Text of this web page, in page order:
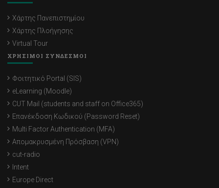
Χάρτης Πανεπιστημίου
Χάρτης Πλοήγησης
Virtual Tour
ΧΡΗΣΙΜΟΙ ΣΥΝΔΕΣΜΟΙ
Φοιτητικό Portal (SIS)
eLearning (Moodle)
CUT Mail (students and staff on Office365)
Επανέκδοση Κωδικού (Password Reset)
Multi Factor Authentication (MFA)
Απομακρυσμένη Πρόσβαση (VPN)
cut-radio
Intent
Europe Direct